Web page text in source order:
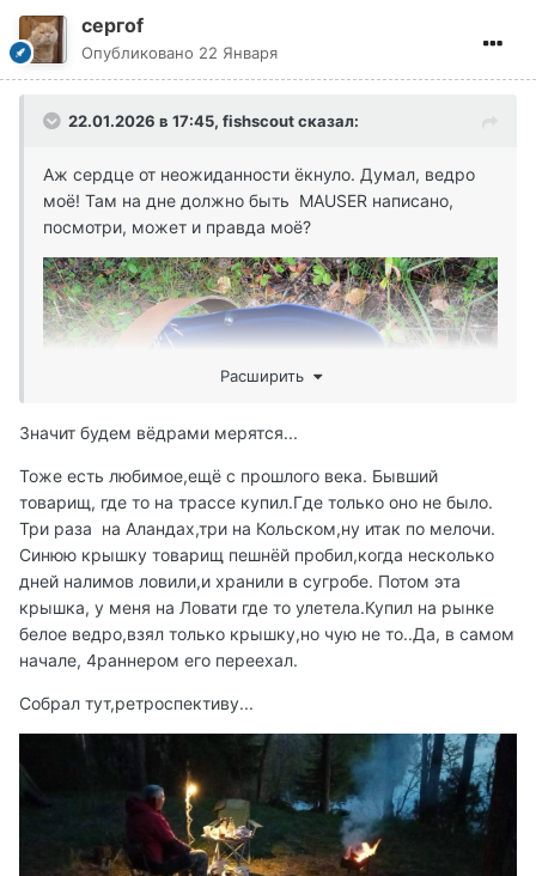
сергоf
Опубликовано 22 Января
22.01.2026 в 17:45, fishscoutсказал:
Аж сердце от неожиданности ёкнуло. Думал, ведро
моё! Там на дне должно быть MAUSER написано,
посмотри, может и правда моё?
Расширить
Значит будем вёдрами мерятся...
Тоже есть любимое,ещё с прошлого века. Бывший
товарищ, где то на трассе купил.Где только оно не было.
Три раза на Аландах,три на Кольском,ну итак по мелочи.
Синюю крышку товарищ пешнёй пробил,когда несколько
дней налимов ловили,и хранили в сугробе. Потом эта
крышка, у меня на Ловати где то улетела.Купил на рынке
белое ведро,взял только крышку,но чую не то..Да, в самом
начале, 4раннером его переехал.
Собрал тут,ретроспективу...